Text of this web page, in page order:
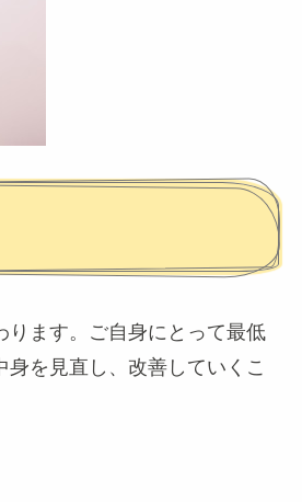
ります。ご自身にとって最低
を見直し、改善していくこ